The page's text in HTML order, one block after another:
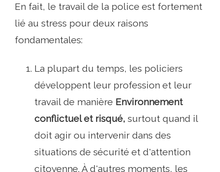
En fait, le travail de la police est fortement
lié au stress pour deux raisons
fondamentales:
La plupart du temps, les policiers
développent leur profession et leur
travail de manière Environnement
conflictuel et risqué, surtout quand il
doit agir ou intervenir dans des
situations de sécurité et d'attention
citoyenne. À d'autres moments, les